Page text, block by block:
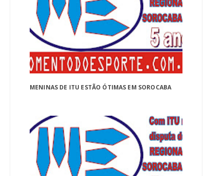
MENINAS DE ITU ESTÃO ÓTIMAS EM SOROCABA